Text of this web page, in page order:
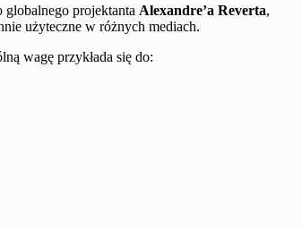
globalnego projektanta Alexandre’a Reverta,
użyteczne w różnych mediach.
wagę przykłada się do: